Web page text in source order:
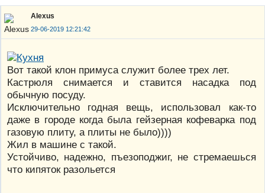
Alexus
29-06-2019 12:21:42
Вот такой клон примуса служит более трех лет.
Кастрюля снимается и ставится насадка под
обычную посуду.
Исключительно годная вещь, использовал как-то
даже в городе когда была гейзерная кофеварка под
газовую плиту, а плиты не было))))
Жил в машине с такой.
Устойчиво, надежно, пъезоподжиг, не стремаешься
что кипяток разольется